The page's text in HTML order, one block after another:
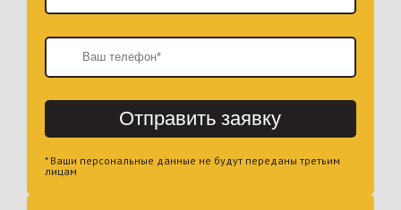
Отправить заявку
* Ваши персональные данные не будут переданы третьим
лицам